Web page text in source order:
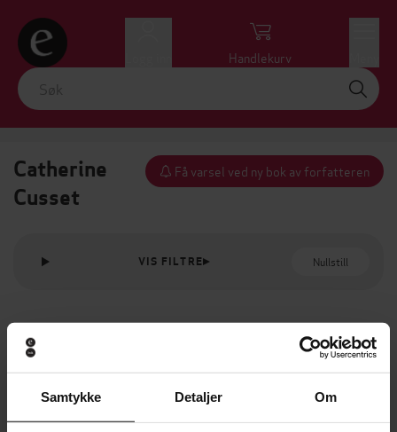
Samtykke Detaljer Om
Handlekurv
Catherine
Cusset
Få varsel ved ny bok av forfatteren
VIS FILTRE Nullstill